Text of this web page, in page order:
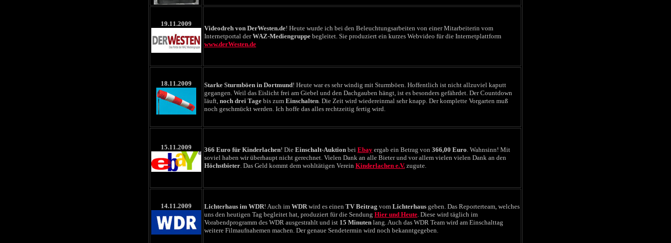
19.11.2009
Videodreh von DerWesten.de! Heute wurde ich bei den Beleuchtungsarbeiten von einer Mitarbeiterin vom
Internetportal derWAZ-Mediengruppe begleitet. Sie produziert ein kurzes Webvideo für die Internetplattform
www.derWesten.de
18.11.2009 Starke Sturmböen in Dortmund! Heute war es sehr windig mit Sturmböen. Hoffentlich ist nicht allzuviel kaputt
gegangen. Weil das Eislicht frei am Giebel und den Dachgauben hängt, ist es besonders gefährdet. Der Countdown
läuft, noch drei Tage bis zum Einschalten. Die Zeit wird wiedereinmal sehr knapp. Der komplette Vorgarten muß
noch geschmückt werden. Ich hoffe das alles rechtzeitig fertig wird.
15.11.2009 366 Euro für Kinderlachen! Die Einschalt-Auktion bei Ebay ergab ein Betrag von 366,00 Euro. Wahnsinn! Mit
soviel haben wir überhaupt nicht gerechnet. Vielen Dank an alle Bieter und vor allem vielen vielen Dank an den
Höchstbieter. Das Geld kommt dem wohltätigen Verein Kinderlachen e.V. zugute.
14.11.2009 Lichterhaus im WDR! Auch im WDRwird es einen TV Beitrag vom Lichterhaus geben. Das Reporterteam, welches
uns den heutigen Tag begleitet hat, produziert für die Sendung Hier und Heute. Diese wird täglich im
Vorabendprogramm des WDR ausgestrahlt und ist 15 Minuten lang. Auch das WDR Team wird am Einschalttag
weitere Filmaufnahemen machen. Der genaue Sendetermin wird noch bekanntgegeben.